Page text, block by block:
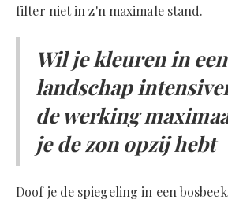
filter niet in z'n maximale stand.
Wil je kleuren in een
landschap
de werking
je de zon opzij hebt
Doof je de spiegeling in een